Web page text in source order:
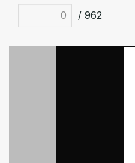
/ 962